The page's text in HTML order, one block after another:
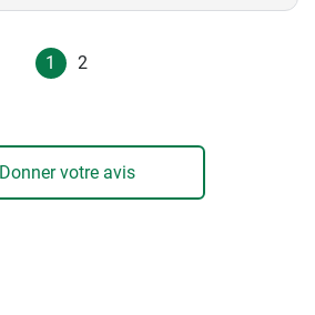
1 2
Donner votre avis